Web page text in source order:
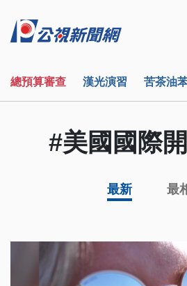
總預算審查 漢光演習 苦茶油
#美國國際
最新 最